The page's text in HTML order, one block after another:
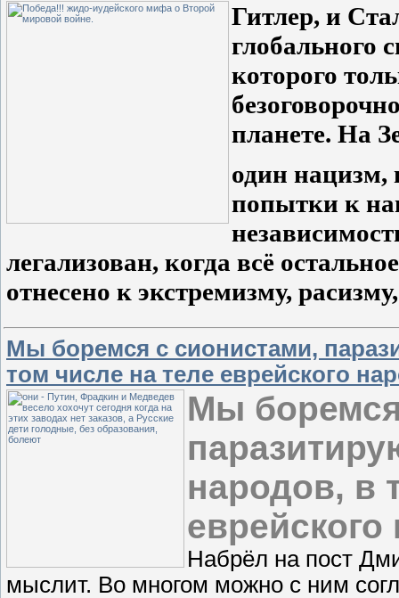
Гитлер, и
глобального
которого
планете. На
один нацизм,
попытки к
легализован, когда всё
отнесено к экстремизму,
Мы боремся с сионистами,
том числе на теле еврейского
Мы
народов, в
еврейского
Набрёл на пост
мыслит. Во многом можно с ним